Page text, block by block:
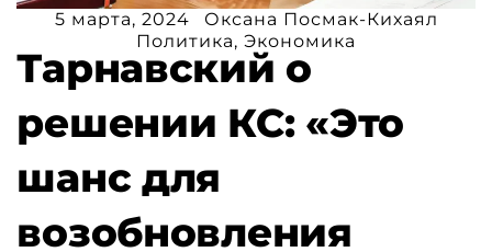
5 марта, 2024
Оксана Посмак-Кихаял
Политика, Экономика
Тарнавский о
решении КС: «Это
шанс для
возобновления